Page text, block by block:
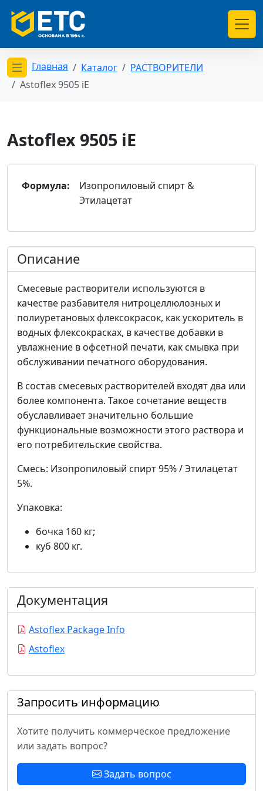
Открыть меню категорий
Главная Каталог
РАСТВОРИТЕЛИ
Astoflex 9505 iE
Astoflex 9505 iE
Формула:
Изопропиловый спирт &
Этилацетат
Описание
Смесевые растворители используются в
качестве разбавителя нитроцеллюлозных и
полиуретановых флексокрасок, как ускоритель в
водных флексокрасках, в качестве добавки в
увлажнение в офсетной печати, как смывка при
обслуживании печатного оборудования.
В состав смесевых растворителей входят два или
более компонента. Такое сочетание веществ
обуславливает значительно большие
функциональные возможности этого раствора и
его потребительские свойства.
Смесь: Изопропиловый спирт 95% / Этилацетат
5%.
Упаковка:
бочка 160 кг;
куб 800 кг.
Документация
Astoflex Package Info
Astoflex
Запросить информацию
Хотите получить коммерческое предложение
или задать вопрос?
Задать вопрос